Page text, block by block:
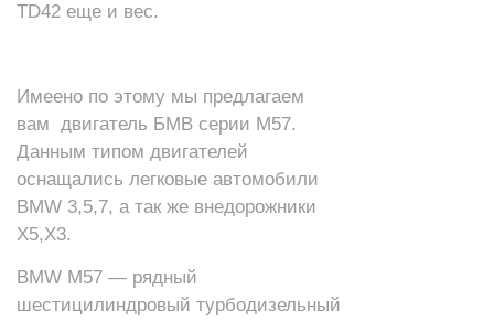
TD42 еще и вес.
Имеено по этому мы предлагаем
вам двигатель БМВ серии М57.
Данным типом двигателей
оснащались легковые автомобили
BMW 3,5,7, а так же внедорожники
X5,X3.
BMW M57 — рядный
шестицилиндровый турбодизельный